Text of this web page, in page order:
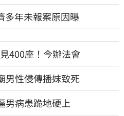
多年未報案原因曝
400座！今辦法會
男性侵傳播妹致死
男病患跪地硬上